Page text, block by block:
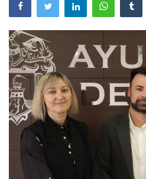
Entrevistas
Reportajes
Empresas
Mapa de Mazarrón
Vídeos
Galerías